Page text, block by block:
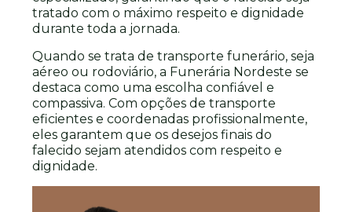
tratado com o máximo respeito e dignidade
durante toda a jornada.
Quando se trata de transporte funerário, seja
aéreo ou rodoviário, a Funerária Nordeste se
destaca como uma escolha confiável e
compassiva. Com opções de transporte
eficientes e coordenadas profissionalmente,
eles garantem que os desejos finais do
falecido sejam atendidos com respeito e
dignidade.